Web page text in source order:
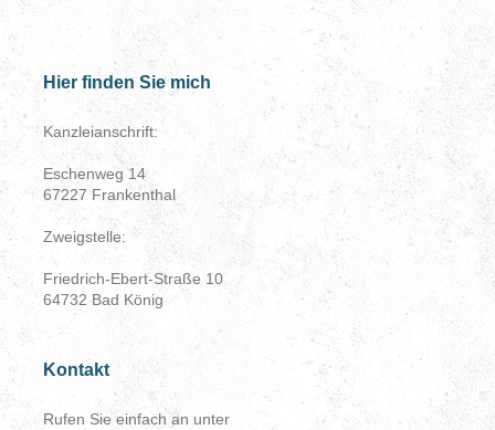
Hier finden Sie mich
Kanzleianschrift:
Eschenweg 14
67227 Frankenthal
Zweigstelle:
Friedrich-Ebert-Straße 10
64732 Bad König
Kontakt
Rufen Sie einfach an unter